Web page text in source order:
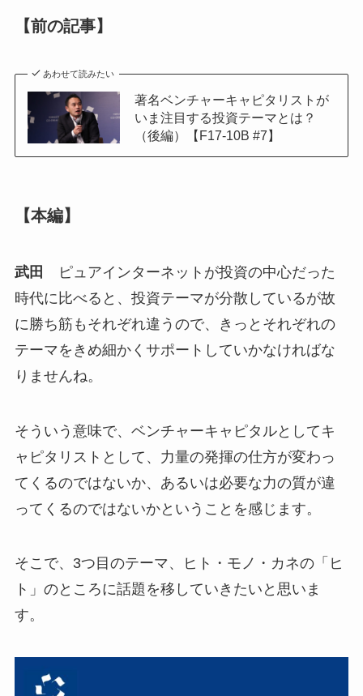
【前の記事】
あわせて読みたい
著名ベンチャーキャピタリストが
いま注目する投資テーマとは？
（後編）【F17-10B #7】
【本編】
武田
ピュアインターネットが投資の中心だった
時代に比べると、投資テーマが分散しているが故
に勝ち筋もそれぞれ違うので、きっとそれぞれの
テーマをきめ細かくサポートしていかなければな
りませんね。
そういう意味で、ベンチャーキャピタルとしてキ
ャピタリストとして、力量の発揮の仕方が変わっ
てくるのではないか、あるいは必要な力の質が違
ってくるのではないかということを感じます。
そこで、3つ目のテーマ、ヒト・モノ・カネの「ヒ
ト」のところに話題を移していきたいと思いま
す。